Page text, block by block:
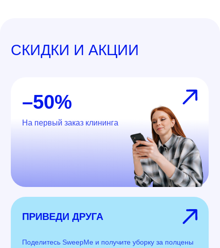
СКИДКИ И АКЦИИ
–50%
На первый заказ клининга
ПРИВЕДИ ДРУГА
Поделитесь SweepMe и получите уборку за полцены